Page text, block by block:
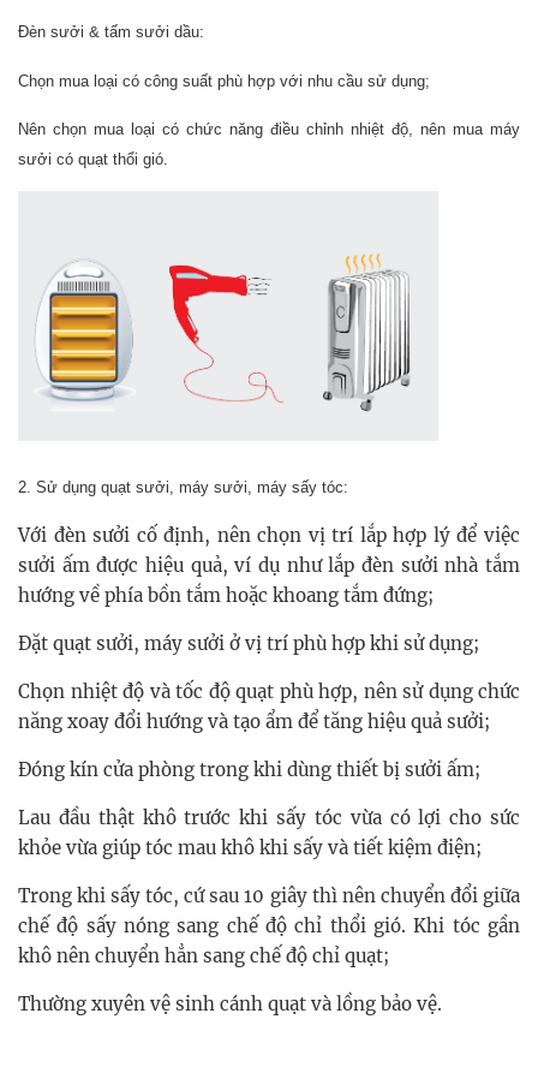
Đèn sưởi & tấm sưởi dầu:
Chọn mua loại có công suất phù hợp với nhu cầu sử dụng;
Nên chọn mua loại có chức năng điều chỉnh nhiệt độ, nên mua máy
sưởi có quạt thổi gió.
2. Sử dụng quạt sưởi, máy sưởi, máy sấy tóc:
Với đèn sưởi cố định, nên chọn vị trí lắp hợp lý để việc
sưởi ấm được hiệu quả, ví dụ như lắp đèn sưởi nhà tắm
hướng về phía bồn tắm hoặc khoang tắm đứng;
Đặt quạt sưởi, máy sưởi ở vị trí phù hợp khi sử dụng;
Chọn nhiệt độ và tốc độ quạt phù hợp, nên sử dụng chức
năng xoay đổi hướng và tạo ẩm để tăng hiệu quả sưởi;
Đóng kín cửa phòng trong khi dùng thiết bị sưởi ấm;
Lau đầu thật khô trước khi sấy tóc vừa có lợi cho sức
khỏe vừa giúp tóc mau khô khi sấy và tiết kiệm điện;
Trong khi sấy tóc, cứ sau 10 giây thì nên chuyển đổi giữa
chế độ sấy nóng sang chế độ chỉ thổi gió. Khi tóc gần
khô nên chuyển hẳn sang chế độ chỉ quạt;
Thường xuyên vệ sinh cánh quạt và lồng bảo vệ.